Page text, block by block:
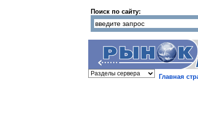
Поиск по сайту:
Главная